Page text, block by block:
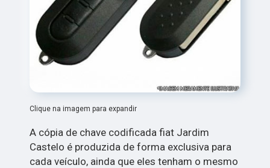
Clique na imagem para expandir
A cópia de chave codificada fiat Jardim
Castelo é produzida de forma exclusiva para
cada veículo, ainda que eles tenham o mesmo